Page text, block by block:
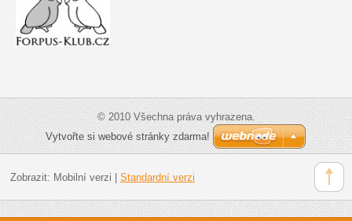
© 2010 Všechna práva vyhrazena.
Vytvořte si webové stránky zdarma!
Zobrazit: Mobilní verzi Standardní verzi